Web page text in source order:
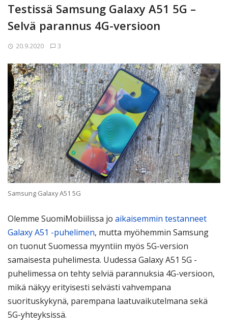
Testissä Samsung Galaxy A51 5G –
Selvä parannus 4G-versioon
20.9.2020 3
Samsung Galaxy A51 5G
Olemme SuomiMobiilissa jo aikaisemmin testanneet
Galaxy A51 -puhelimen, mutta myöhemmin Samsung
on tuonut Suomessa myyntiin myös 5G-version
samaisesta puhelimesta. Uudessa Galaxy A51 5G -
puhelimessa on tehty selviä parannuksia 4G-versioon,
mikä näkyy erityisesti selvästi vahvempana
suorituskykynä, parempana laatuvaikutelmana sekä
5G-yhteyksissä.